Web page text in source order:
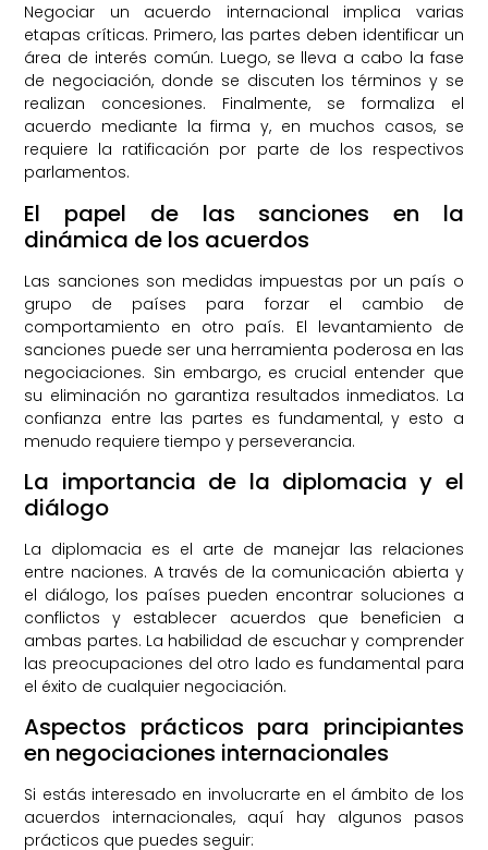
Negociar un acuerdo internacional implica varias
etapas críticas. Primero, las partes deben identificar un
área de interés común. Luego, se lleva a cabo la fase
de negociación, donde se discuten los términos y se
realizan concesiones. Finalmente, se formaliza el
acuerdo mediante la firma y, en muchos casos, se
requiere la ratificación por parte de los respectivos
parlamentos.
El papel de las sanciones en la
dinámica de los acuerdos
Las sanciones son medidas impuestas por un país o
grupo de países para forzar el cambio de
comportamiento en otro país. El levantamiento de
sanciones puede ser una herramienta poderosa en las
negociaciones. Sin embargo, es crucial entender que
su eliminación no garantiza resultados inmediatos. La
confianza entre las partes es fundamental, y esto a
menudo requiere tiempo y perseverancia.
La importancia de la diplomacia y el
diálogo
La diplomacia es el arte de manejar las relaciones
entre naciones. A través de la comunicación abierta y
el diálogo, los países pueden encontrar soluciones a
conflictos y establecer acuerdos que beneficien a
ambas partes. La habilidad de escuchar y comprender
las preocupaciones del otro lado es fundamental para
el éxito de cualquier negociación.
Aspectos prácticos para principiantes
en negociaciones internacionales
Si estás interesado en involucrarte en el ámbito de los
acuerdos internacionales, aquí hay algunos pasos
prácticos que puedes seguir: